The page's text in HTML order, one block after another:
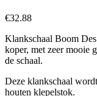
€32.88
Klankschaal Boom
koper, met zeer mooie
de schaal.
Deze klankschaal
houten klepelstok.